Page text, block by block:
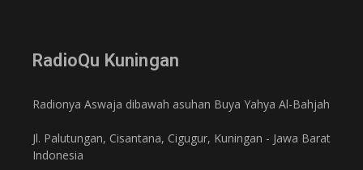
RadioQu Kuningan
Radionya Aswaja dibawah asuhan Buya Yahya Al-Bahjah
Jl. Palutungan, Cisantana, Cigugur, Kuningan - Jawa Barat
Indonesia